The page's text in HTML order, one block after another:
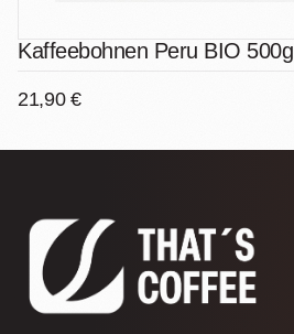
Kaffeebohnen Peru BIO 500g
21,90 €